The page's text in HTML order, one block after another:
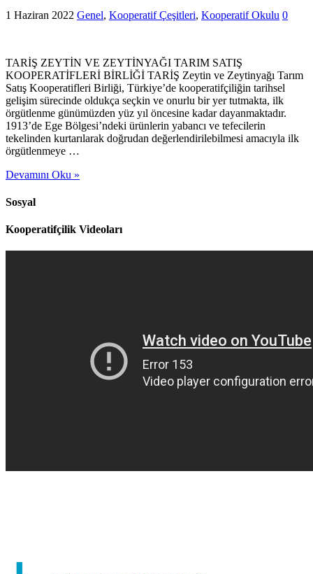
1 Haziran 2022 Genel, Kooperatif Çeşitleri, Kooperatif Okulu 0
TARİŞ ZEYTİN VE ZEYTİNYAĞI TARIM SATIŞ
KOOPERATİFLERİ BİRLİĞİ TARİŞ Zeytin ve Zeytinyağı Tarım
Satış Kooperatifleri Birliği, Türkiye’de kooperatifçiliğin tarihsel
gelişim sürecinde oldukça seçkin ve onurlu bir yer tutmakta, ilk
örgütlenme günümüzden yüz yıl öncesine kadar dayanmaktadır.
1913’de Ege Bölgesi’ndeki ürünlerin yabancı ve tefecilerin
tekelinden kurtarılarak doğrudan değerlendirilebilmesi amacıyla ilk
örgütlenmeye …
Devamını Oku »
Sosyal
Kooperatifçilik Videoları